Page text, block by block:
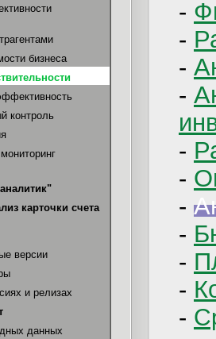
бизнеса
контроль
карточки счета
версии
и релизах
данных
-
-
-
-
-
-
-
-
-
-
-